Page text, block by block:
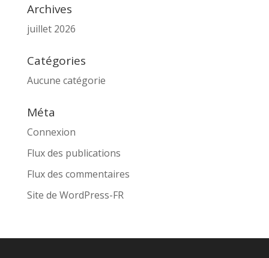
Archives
juillet 2026
Catégories
Aucune catégorie
Méta
Connexion
Flux des publications
Flux des commentaires
Site de WordPress-FR